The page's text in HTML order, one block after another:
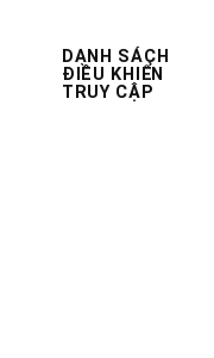
DANH SÁCH
ĐIỀU KHIỂN
TRUY CẬP